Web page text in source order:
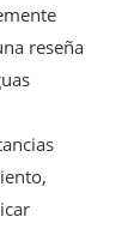
reseña